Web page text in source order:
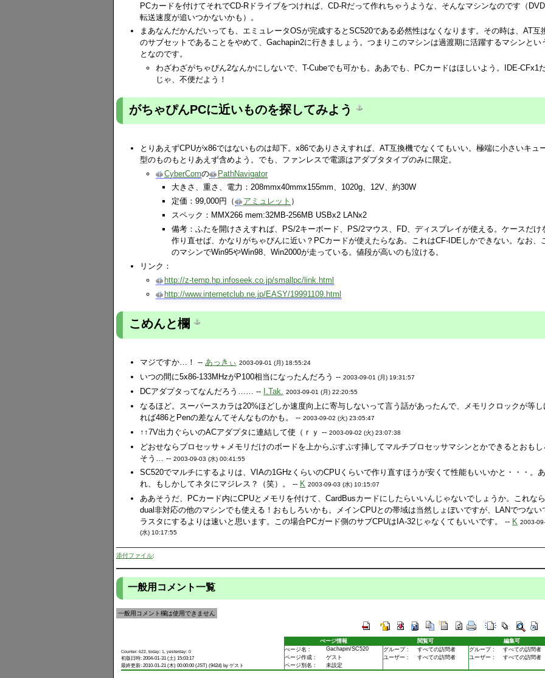
PCカードを付けてそれでCD-Rドライブをつければ、CD-Rだって作れちゃうような、そんなマシンなのです（
転送速度が追いつかないかも）。
まあなんだかんだいっても、エミュレータOSが完成するとSC520である必然性はなくなります。その時は、AT互
のサブセットであることをやめて、Gachapin2に行きましょう。つまりこのマシンは過渡期に活躍するマシンとい
となのです。
わざわざがちゃぴん2なんかにしないで、T-Cubeでも可かも。ああでも、PCカードはほしいよう。IDE-CFx1
じゃ、不便だよう！
がちゃぴんPCに近いものを探してみよう
とりあえずCPUがx86ではないものは却下。x86でありさえすれば、AT互換機でなくてもいい。極端に小さいキュ
型のものもとりあえず含めよう。でも、ファンレスで電源はアダプタタイプのみに限定。
CyberComの
PathNavigator
大きさ、重さ、電力：208mmx40mmx155mm、1020g、12V、約30W
定価：99,000円（
アミュレット ）
スペック：MMX266 mem:32MB-256MB USBx2 LANx2
備考：ふたを開けさえすれば、PS/2キーボード、PS/2マウス、FD、ディスプレイが使える。ケースだけ
作り直せば、かなりがちゃぴんに近い？PCカードが使えたらなあ。これはCF-IDEしかできない。なお、
のマシンでWin95やWin98、Win2000が走っている。値段が高いのも泣ける。
リンク：
http://z-temp.hp.infoseek.co.jp/smallpc/link.html
http://www.internetclub.ne.jp/EASY/19991109.html
こめんと欄
マジですか…！ -- あっきぃ 2003-09-01 (月) 18:55:24
いつの間に5x86-133MHzがP100相当になったんだろう -- 2003-09-01 (月) 19:31:57
DCアダプタってなんだろう…… -- I.Tak. 2003-09-01 (月) 22:20:55
なるほど。スーパースカラは20%ほどしか速度向上に寄与しないって言う話があったんで、メモリクロックが等し
れば486とPenの差なんてそんなものかも。 -- 2003-09-02 (火) 23:05:47
↑↑7V出力ぐらいのACアダプタに連結して使（ｒｙ -- 2003-09-02 (火) 23:07:38
どおせならプロセッサ＋メモリだけのボードを上からぷすぷす挿してマルチプロセッサマシンとかできるとおもし
そう… -- 2003-09-03 (水) 00:41:55
SC520でマルチにするよりは、VIAの1GHzくらいのCPUくらいで作り直すほうが安くて性能もいいかと・・・。あ
れ、もしかしてネタにマジレス？（笑）。 -- K 2003-09-03 (水) 10:15:07
ああそうだ、PCカード内にCPUとメモリを付けて、CardBusカードにしたらいいんじゃないでしょうか。これなら
dual非対応の他のマシンでも使える！おもしろいかも。メインCPUとの帯域は当然しょぼいですが、LANでつない
ラスタにするよりは速いと思います。この場合PCガード側のサブCPUはIA-32じゃなくてもいいです。 -- K 2003-
(水) 10:17:55
添付ファイル:
一般用コメント一覧
一般用コメント欄は使用できません
Counter: 622, today: 1, yesterday: 0
初版日時: 2004-01-31 (土) 15:03:17
最終更新: 2010-01-21 (木) 00:00:00 (JST) (942d) by ゲスト
ぺージ情報 閲覧可
編集可
ぺージ名 :
Gachapin/SC520 グループ : すべての訪問者 グループ :
すべての訪問者
ページ作成 :
ゲスト ユーザー : すべての訪問者 ユーザー :
すべての訪問者
ページ別名 :
未設定